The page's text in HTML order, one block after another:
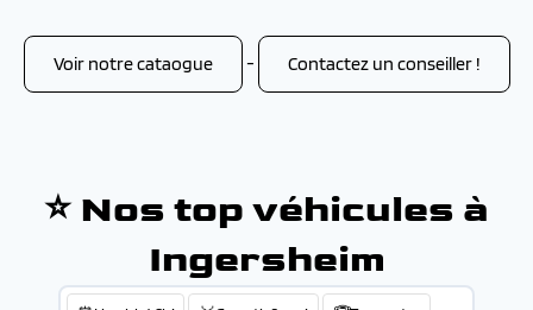
Voir notre cataogue - Contactez un conseiller !
⭐ Nos top véhicules à
Ingersheim